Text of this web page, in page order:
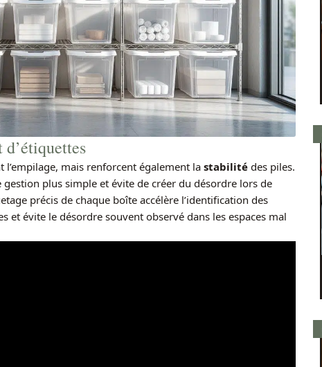
mais renforcent également lastabilité des piles.
plus simple et évite de créer du désordre lors de
précis de chaque boîte accélère l’identification des
et évite le désordre souvent observé dans les espaces mal